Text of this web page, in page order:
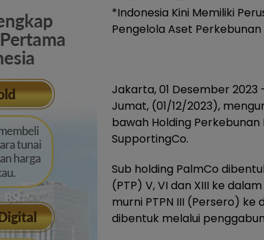
*Indonesia Kini Memiliki
Pengelola Aset
Jakarta, 01 Desember 2023
Jumat, (01/12/2023),
bawah Holding Perkebunan
SupportingCo.
Sub holding PalmCo
(PTP) V, VI dan XIII ke
murni PTPN III (Persero) ke
dibentuk melalui